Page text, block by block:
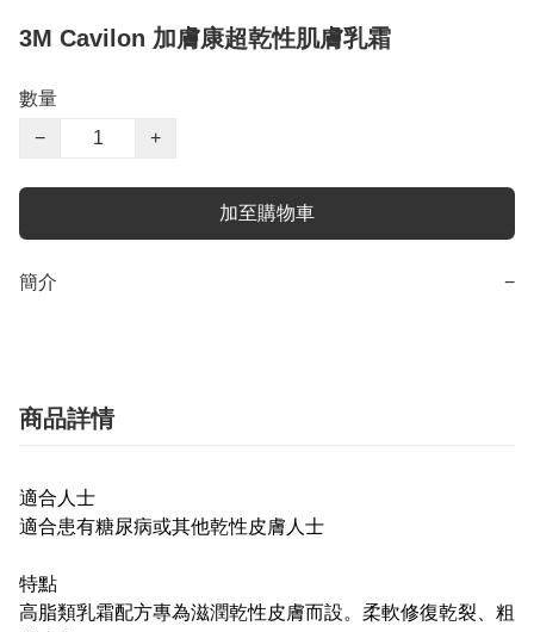
3M Cavilon 加膚康超乾性肌膚乳霜
數量
−
+
加至購物車
簡介 −
商品詳情
適合人士
適合患有糖尿病或其他乾性皮膚人士
特點
高脂類乳霜配方專為滋潤乾性皮膚而設。柔軟修復乾裂、粗